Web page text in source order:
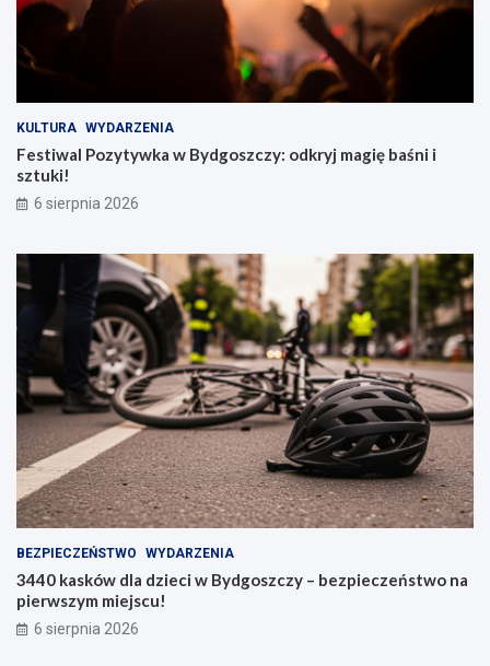
KULTURA WYDARZENIA
Festiwal Pozytywka w Bydgoszczy: odkryj magię baśni i
sztuki!
6 sierpnia 2026
BEZPIECZEŃSTWO WYDARZENIA
3440 kasków dla dzieci w Bydgoszczy – bezpieczeństwo na
pierwszym miejscu!
6 sierpnia 2026